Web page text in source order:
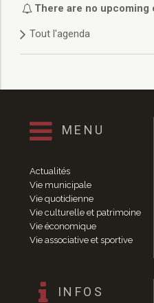
Délibérations 2020
Délibérations 2019
Délibérations
Délibérations 2014
Délibérations 2013
Délibérations 2011
Délibérations 2010
Délibérations 2009
Délibérations 2008
Agenda réunions
Marchés publics
Vie quotidienne
There are no upcoming
Tout l'agenda
MENU
Actualités
Vie municipale
Vie quotidienne
Vie culturelle et patrimoine
Vie économique
Vie associative et sportive
INFOS